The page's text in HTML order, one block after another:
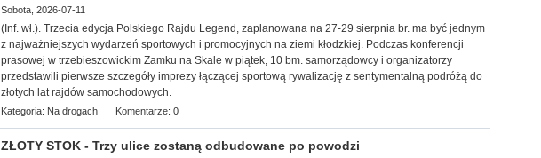
Sobota, 2026-07-11
(Inf. wł.). Trzecia edycja Polskiego Rajdu Legend, zaplanowana na 27-29 sierpnia br. ma być jednym
z najważniejszych wydarzeń sportowych i promocyjnych na ziemi kłodzkiej. Podczas konferencji
prasowej w trzebieszowickim Zamku na Skale w piątek, 10 bm. samorządowcy i organizatorzy
przedstawili pierwsze szczegóły imprezy łączącej sportową rywalizację z sentymentalną podróżą do
złotych lat rajdów samochodowych.
Kategoria: Na drogach Komentarze: 0
ZŁOTY STOK - Trzy ulice zostaną odbudowane po powodzi